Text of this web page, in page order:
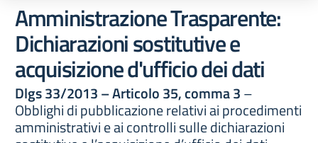
Amministrazione Trasparente:
Dichiarazioni sostitutive e
acquisizione d'ufficio dei dati
Dlgs 33/2013 – Articolo 35, comma 3–
Obblighi di pubblicazione relativi ai procedimenti
amministrativi e ai controlli sulle dichiarazioni